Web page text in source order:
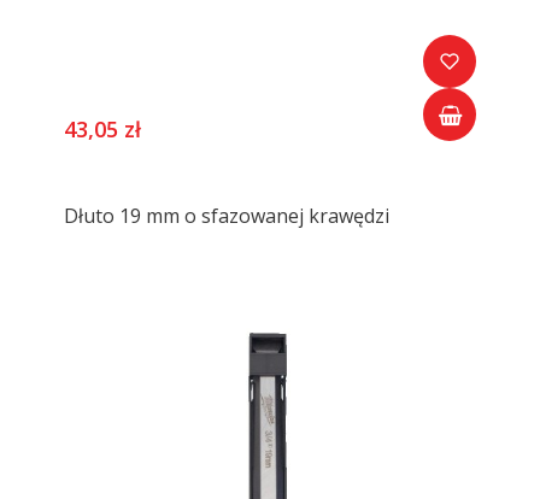
43,05 zł
Dłuto 19 mm o sfazowanej krawędzi